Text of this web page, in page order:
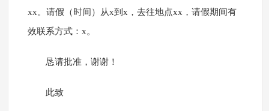
xx。请假（时间）从x到x，去往地点xx，请假期间有
效联系方式：x。
恳请批准，谢谢！
此致